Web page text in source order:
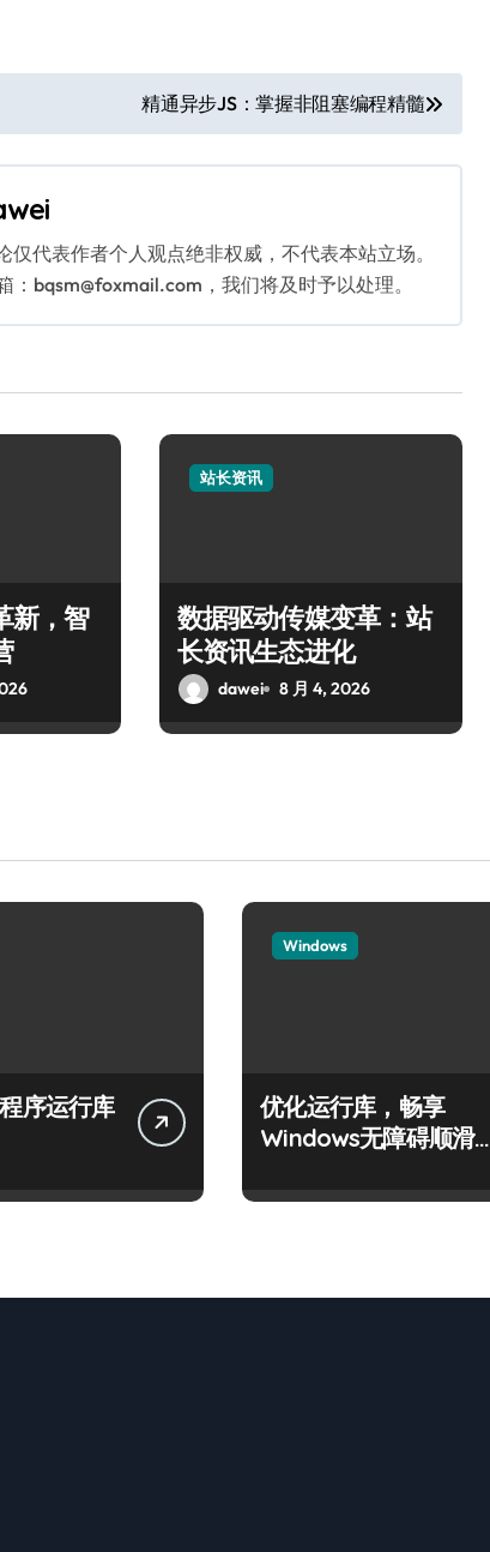
精通异步JS：掌握非阻塞编程精髓
代表作者个人观点绝非权威，不代表本站立场。
bqsm@foxmail.com，我们将及时予以处理。
新，智
站长资讯
数据驱动传媒变革：站
长资讯生态进化
dawei 8 月 4, 2026
序运行库
Windows
优化运行库，畅享
Windows无障碍顺滑体